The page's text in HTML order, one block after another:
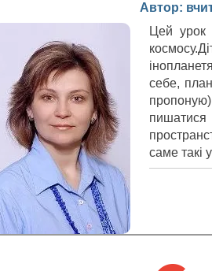
Автор:
Цей урок
себе,
саме такі